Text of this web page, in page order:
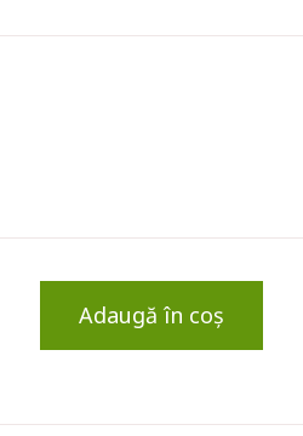
Adaugă în coș